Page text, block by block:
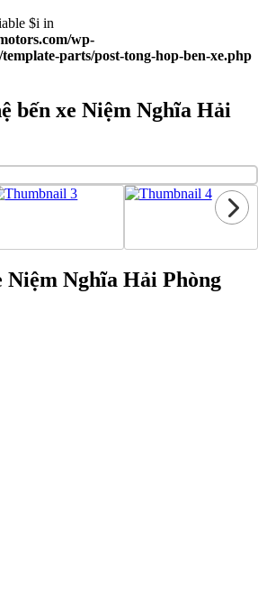
$i in
wp-
parts/post-tong-hop-ben-xe.php
bến xe Niệm Nghĩa Hải
Niệm Nghĩa Hải Phòng